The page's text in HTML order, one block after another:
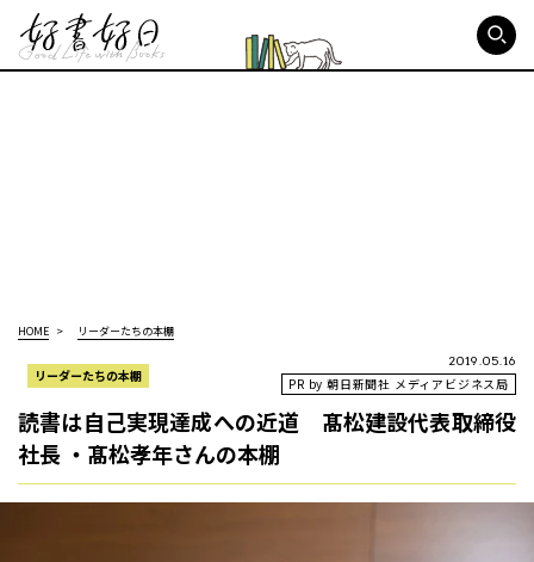
HOME リーダーたちの本棚
リーダーたちの本棚 PR by 朝日新聞社 メディアビジネス局
2019.05.16
読書は自己実現達成への近道 髙松建設代表取締役
社長 ・髙松孝年さんの本棚